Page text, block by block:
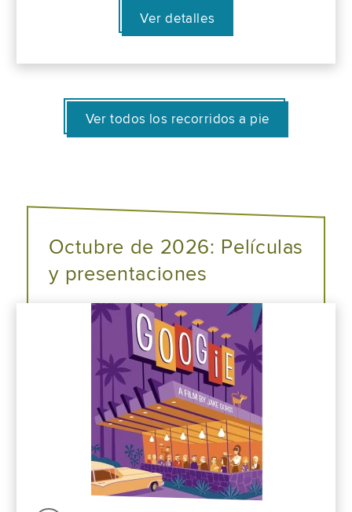
Ver detalles
Ver todos los recorridos a pie
Octubre de 2026: Películas
y presentaciones